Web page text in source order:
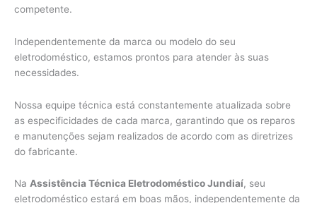
competente.
Independentemente da marca ou modelo do seu
eletrodoméstico, estamos prontos para atender às suas
necessidades.
Nossa equipe técnica está constantemente atualizada sobre
as especificidades de cada marca, garantindo que os reparos
e manutenções sejam realizados de acordo com as diretrizes
do fabricante.
Na Assistência Técnica Eletrodoméstico Jundiaí, seu
eletrodoméstico estará em boas mãos, independentemente da